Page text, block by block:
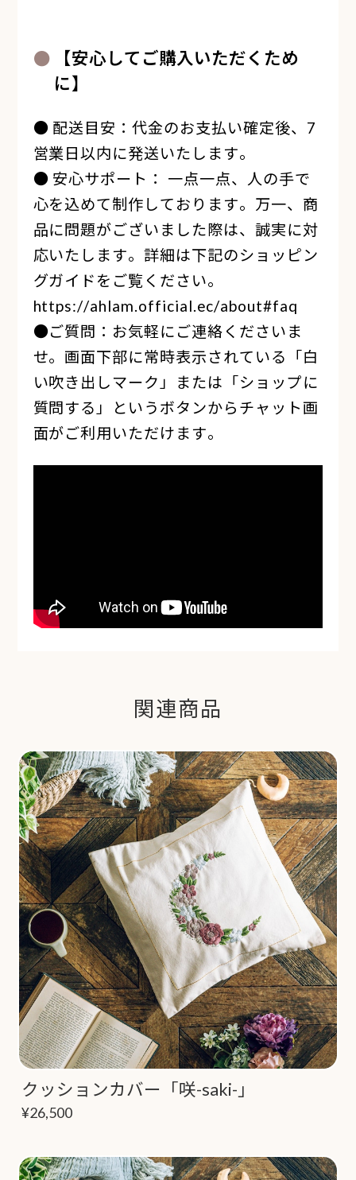
【安心してご購入いただくため
に】
● 配送目安：代金のお支払い確定後、7
営業日以内に発送いたします。
● 安心サポート： 一点一点、人の手で
心を込めて制作しております。万一、商
品に問題がございました際は、誠実に対
応いたします。詳細は下記のショッピン
グガイドをご覧ください。
https://ahlam.official.ec/about#faq
●ご質問：お気軽にご連絡くださいま
せ。画面下部に常時表示されている「白
い吹き出しマーク」または「ショップに
質問する」というボタンからチャット画
面がご利用いただけます。
関連商品
クッションカバー「咲-saki-」
¥26,500